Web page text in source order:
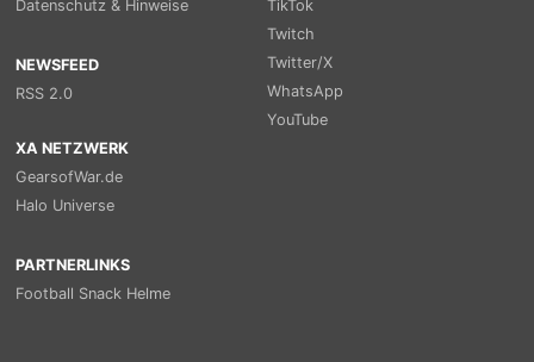
Datenschutz & Hinweise
NEWSFEED
RSS 2.0
TikTok
Twitch
Twitter/X
WhatsApp
YouTube
XA NETZWERK
GearsofWar.de
Halo Universe
PARTNERLINKS
Football Snack Helme